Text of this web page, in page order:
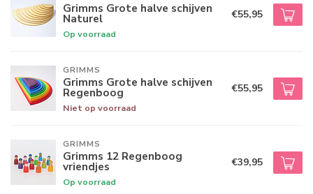
Grimms Grote halve schijven
Naturel
Op voorraad
€55,95
GRIMMS
Grimms Grote halve schijven
Regenboog
Niet op voorraad
€55,95
GRIMMS
Grimms 12 Regenboog
vriendjes
Op voorraad
€39,95